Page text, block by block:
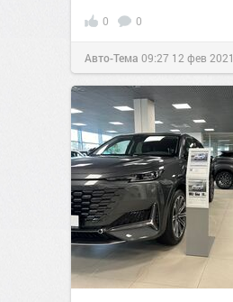
0 0
Авто-Тема 09:27 12 фев 2021